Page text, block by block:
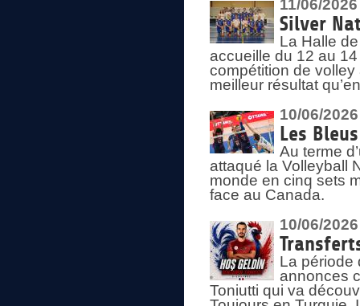
11/06/2026
Silver
La Halle
accueille du 12 au
compétition de
meilleur résultat
10/06/2026
Les
Au terme
attaqué la Volleyball
monde en cinq sets
face au Canada.
10/06/2026
La période
annonces
Toniutti qui va